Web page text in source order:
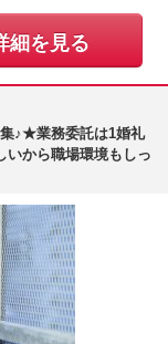
細を見る
集♪★業務委託は1婚礼
から職場環境もしっ